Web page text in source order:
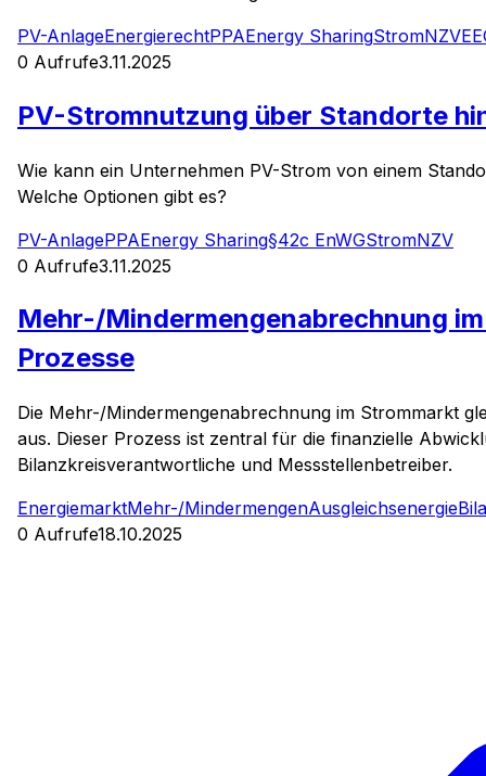
PV-AnlageEnergierechtPPAEnergy SharingStromNZV
0 Aufrufe3.11.2025
PV-Stromnutzung über Standorte
Wie kann ein Unternehmen PV-Strom von einem
Welche Optionen gibt es?
PV-AnlagePPAEnergy Sharing§42c EnWGStromNZV
0 Aufrufe3.11.2025
Mehr-/Mindermengenabrechnung
Prozesse
Die Mehr-/Mindermengenabrechnung im Strommarkt
aus. Dieser Prozess ist zentral für die finanzielle
Bilanzkreisverantwortliche und Messstellenbetreiber.
EnergiemarktMehr-/MindermengenAusgleichsenergie
0 Aufrufe18.10.2025